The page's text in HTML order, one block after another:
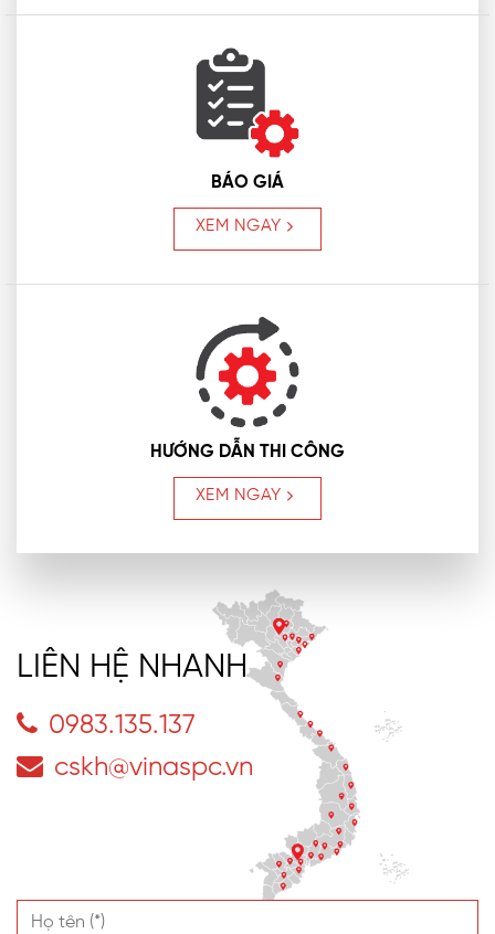
BÁO GIÁ
XEM NGAY
HƯỚNG DẪN THI CÔNG
XEM NGAY
LIÊN HỆ NHANH
0983.135.137
cskh@vinaspc.vn